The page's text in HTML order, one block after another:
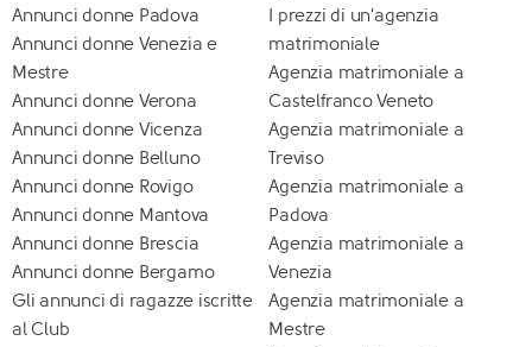
Annunci donne Padova
Annunci donne Venezia e
Mestre
Annunci donne Verona
Annunci donne Vicenza
Annunci donne Belluno
Annunci donne Rovigo
Annunci donne Mantova
Annunci donne Brescia
Annunci donne Bergamo
Gli annunci di ragazze iscritte
al Club
I prezzi di un'agenzia
matrimoniale
Agenzia matrimoniale a
Castelfranco Veneto
Agenzia matrimoniale a
Treviso
Agenzia matrimoniale a
Padova
Agenzia matrimoniale a
Venezia
Agenzia matrimoniale a
Mestre